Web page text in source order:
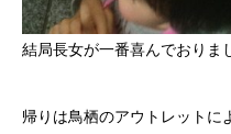
結局長女が一番喜んでおりま
帰りは鳥栖のアウトレットに